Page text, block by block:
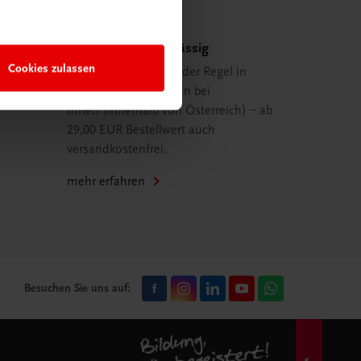
Cookies zulassen
Schnell und zuverlässig
Ihre Bestellung ist in der Regel in
spätestens 48 Stunden bei
Ihnen (innerhalb von Österreich) – ab
29,00 EUR Bestellwert auch
versandkostenfrei.
mehr erfahren
Besuchen Sie uns auf: